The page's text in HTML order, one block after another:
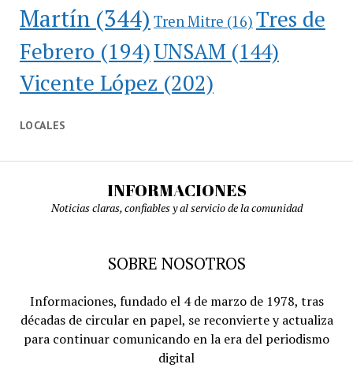
Martín(344) Tren Mitre (16) Tres de
Febrero (194)UNSAM (144)
Vicente López (202)
LOCALES
INFORMACIONES
Noticias claras, confiables y al servicio de la comunidad
SOBRE NOSOTROS
Informaciones, fundado el 4 de marzo de 1978, tras
décadas de circular en papel, se reconvierte y actualiza
para continuar comunicando en la era del periodismo
digital